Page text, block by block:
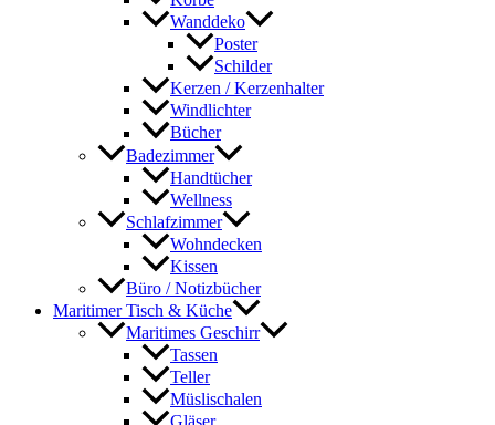
Wanddeko
Poster
Schilder
Kerzen / Kerzenhalter
Windlichter
Bücher
Badezimmer
Handtücher
Wellness
Schlafzimmer
Wohndecken
Kissen
Büro / Notizbücher
Maritimer Tisch & Küche
Maritimes Geschirr
Tassen
Teller
Müslischalen
Gläser